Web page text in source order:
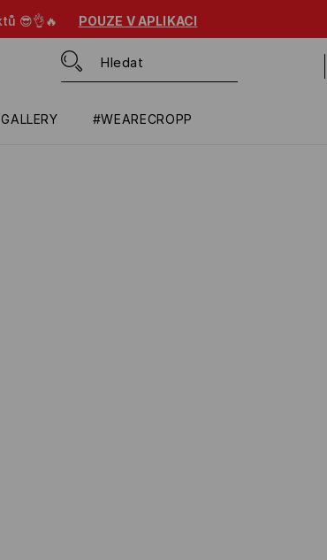
😎👌🔥 POUZE V APLIKACI
#WEARECROPP